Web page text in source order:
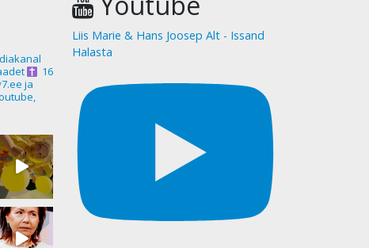
16
ja
Liis Marie & Hans Joosep Alt - Issand
Halasta